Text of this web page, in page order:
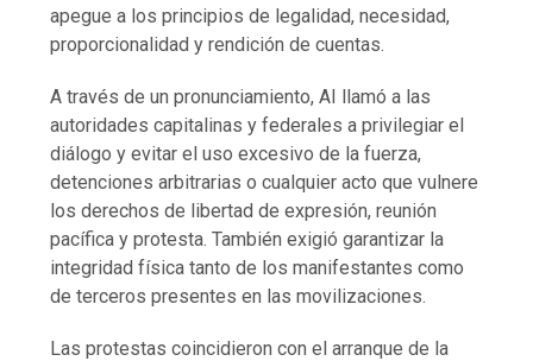
apegue a los principios de legalidad, necesidad,
proporcionalidad y rendición de cuentas.
A través de un pronunciamiento, AI llamó a las
autoridades capitalinas y federales a privilegiar el
diálogo y evitar el uso excesivo de la fuerza,
detenciones arbitrarias o cualquier acto que vulnere
los derechos de libertad de expresión, reunión
pacífica y protesta. También exigió garantizar la
integridad física tanto de los manifestantes como
de terceros presentes en las movilizaciones.
Las protestas coincidieron con el arranque de la